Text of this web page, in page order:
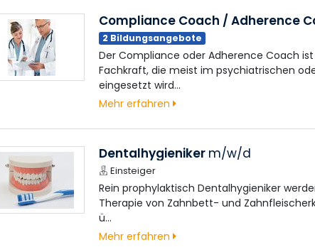
Compliance Coach / Adherence
2 Bildungsangebote
Der Compliance oder Adherence Coach
Fachkraft, die meist im psychiatrischen
eingesetzt wird…
Mehr erfahren
Dentalhygieniker m/w/d
Einsteiger
Rein prophylaktisch Dentalhygieniker
Therapie von Zahnbett- und
ü…
Mehr erfahren